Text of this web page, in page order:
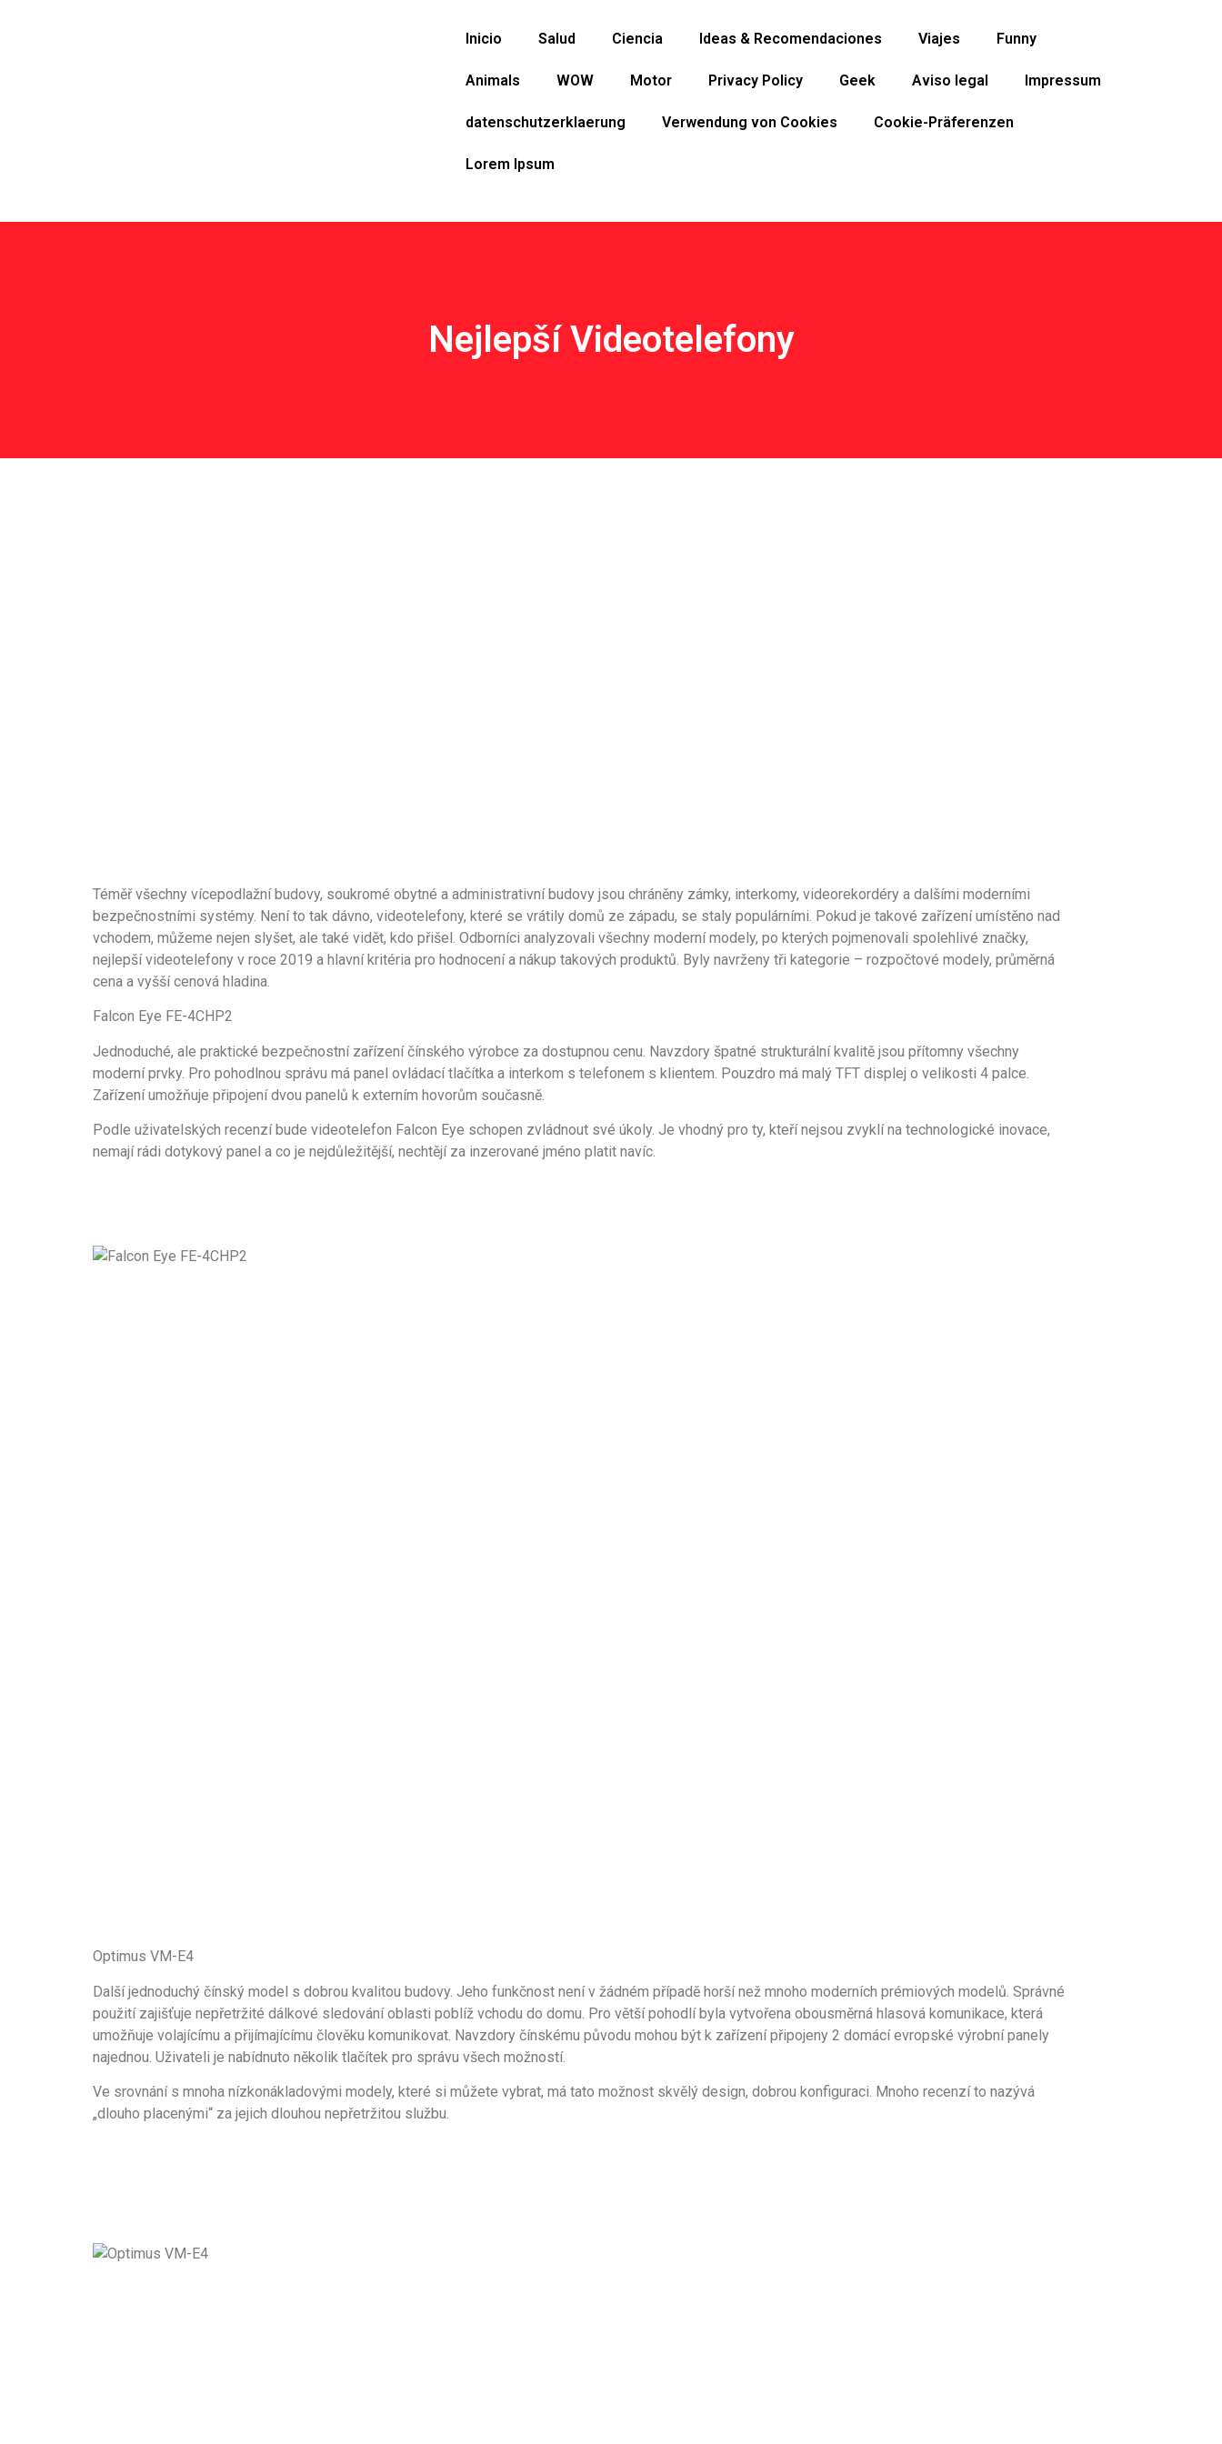
Inicio Salud Ciencia Ideas & Recomendaciones Viajes Funny
Animals WOW Motor Privacy Policy Geek Aviso legal Impressum
datenschutzerklaerung Verwendung von Cookies Cookie-Präferenzen
Lorem Ipsum
Nejlepší Videotelefony
Téměř všechny vícepodlažní budovy, soukromé obytné a administrativní budovy jsou chráněny zámky, interkomy, videorekordéry a dalšími moderními
bezpečnostními systémy. Není to tak dávno, videotelefony, které se vrátily domů ze západu, se staly populárními. Pokud je takové zařízení umístěno nad
vchodem, můžeme nejen slyšet, ale také vidět, kdo přišel. Odborníci analyzovali všechny moderní modely, po kterých pojmenovali spolehlivé značky,
nejlepší videotelefony v roce 2019 a hlavní kritéria pro hodnocení a nákup takových produktů. Byly navrženy tři kategorie – rozpočtové modely, průměrná
cena a vyšší cenová hladina.
Falcon Eye FE-4CHP2
Jednoduché, ale praktické bezpečnostní zařízení čínského výrobce za dostupnou cenu. Navzdory špatné strukturální kvalitě jsou přítomny všechny
moderní prvky. Pro pohodlnou správu má panel ovládací tlačítka a interkom s telefonem s klientem. Pouzdro má malý TFT displej o velikosti 4 palce.
Zařízení umožňuje připojení dvou panelů k externím hovorům současně.
Podle uživatelských recenzí bude videotelefon Falcon Eye schopen zvládnout své úkoly. Je vhodný pro ty, kteří nejsou zvyklí na technologické inovace,
nemají rádi dotykový panel a co je nejdůležitější, nechtějí za inzerované jméno platit navíc.
Optimus VM-E4
Další jednoduchý čínský model s dobrou kvalitou budovy. Jeho funkčnost není v žádném případě horší než mnoho moderních prémiových modelů. Správné
použití zajišťuje nepřetržité dálkové sledování oblasti poblíž vchodu do domu. Pro větší pohodlí byla vytvořena obousměrná hlasová komunikace, která
umožňuje volajícímu a přijímajícímu člověku komunikovat. Navzdory čínskému původu mohou být k zařízení připojeny 2 domácí evropské výrobní panely
najednou. Uživateli je nabídnuto několik tlačítek pro správu všech možností.
Ve srovnání s mnoha nízkonákladovými modely, které si můžete vybrat, má tato možnost skvělý design, dobrou konfiguraci. Mnoho recenzí to nazývá
„dlouho placenými“ za jejich dlouhou nepřetržitou službu.